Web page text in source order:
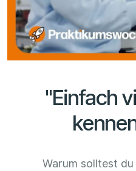
"Einfach
Warum solltest